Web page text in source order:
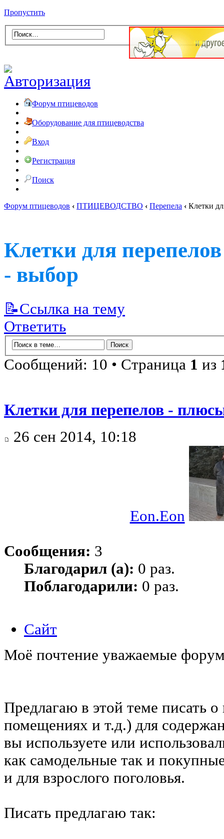
Пропустить
Форум птицеводов
Оборудование для птицеводства
Вход
Регистрация
Поиск
Форум птицеводов ‹ ПТИЦЕВОДСТВО ‹ Перепела ‹ Клетки
Клетки для
- выбор
📝Ссылка на тему
Ответить
Сообщений: 10 • Страница 1 из
Клетки для перепелов -
26 сен 2014, 10:18
Eon.Eon
Сообщения: 3
Благодарил (а): 0 раз.
Поблагодарили: 0 раз.
Сайт
Моё почтение уважаемые
Предлагаю в этой теме писать о
помещениях и т.д.) для
вы используете или
как самодельные так и
и для взрослого поголовья.
Писать предлагаю так: